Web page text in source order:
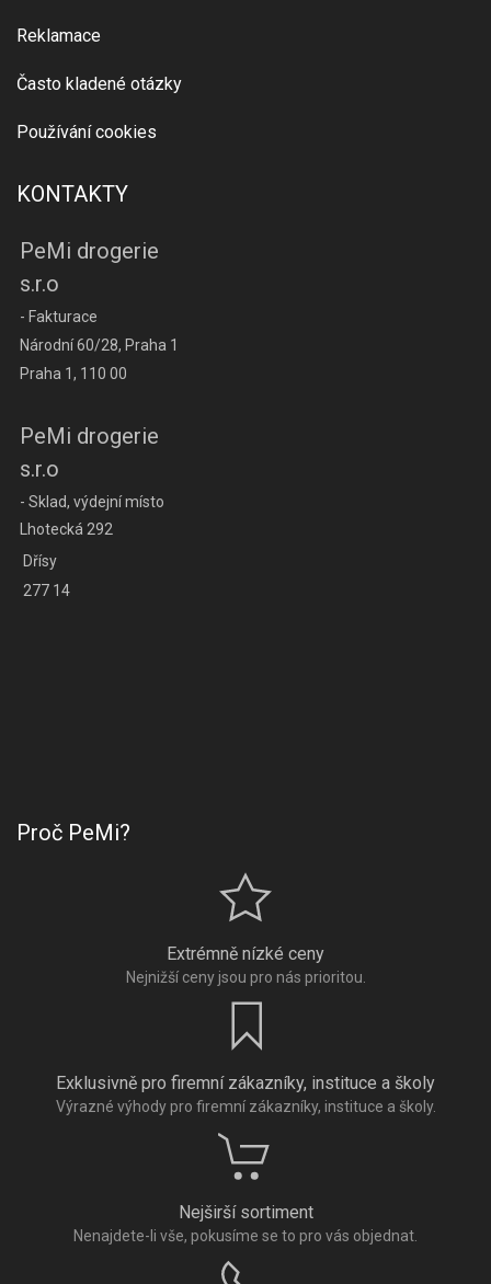
Reklamace
Často kladené otázky
Používání cookies
KONTAKTY
PeMi drogerie
s.r.o
- Fakturace
Národní 60/28, Praha 1
Praha 1, 110 00
PeMi drogerie
s.r.o
- Sklad, výdejní místo
Lhotecká 292
Dřísy
277 14
Proč PeMi?
Extrémně nízké ceny
Nejnižší ceny jsou pro nás prioritou.
Exklusivně pro firemní zákazníky, instituce a školy
Výrazné výhody pro firemní zákazníky, instituce a školy.
Nejširší sortiment
Nenajdete-li vše, pokusíme se to pro vás objednat.